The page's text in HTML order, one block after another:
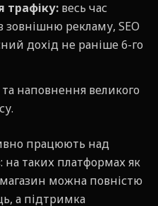
трафіку: весь час
зовнішню рекламу, SEO
дохід не раніше 6-го
та наповнення великого
працюють над
на таких платформах як
можна повністю
а підтримка